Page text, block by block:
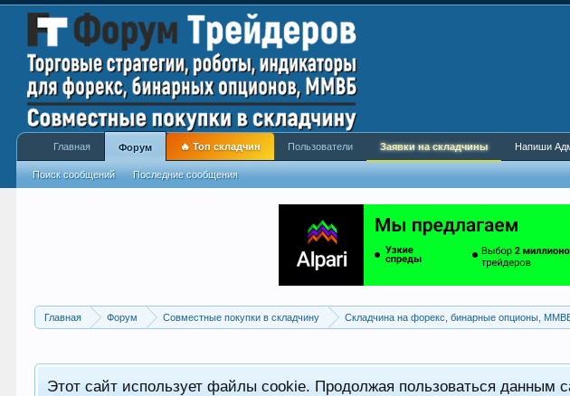
Главная Форум Совместные покупки в складчину Складчина на форекс, бинарные опционы,
Этот сайт использует файлы cookie. Продолжая пользоваться
Главная Форум
Поиск сообщений Последние сообщения
🔥 Топ складчин Пользователи Заявки на складчины Напиши